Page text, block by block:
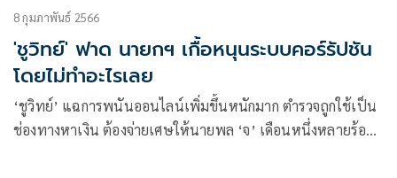
8 กุมภาพันธ์ 2566
'ชูวิทย์' ฟาด นายกฯ เกื้อหนุนระบบคอร์รัปชัน
โดยไม่ทำอะไรเลย
‘ชูวิทย์’ แฉการพนันออนไลน์เพิ่มขึ้นหนักมาก ตำรวจถูกใช้เป็น
ช่องทางหาเงิน ต้องจ่ายเศษให้นายพล ‘จ’ เดือนหนึ่งหลายร้อย